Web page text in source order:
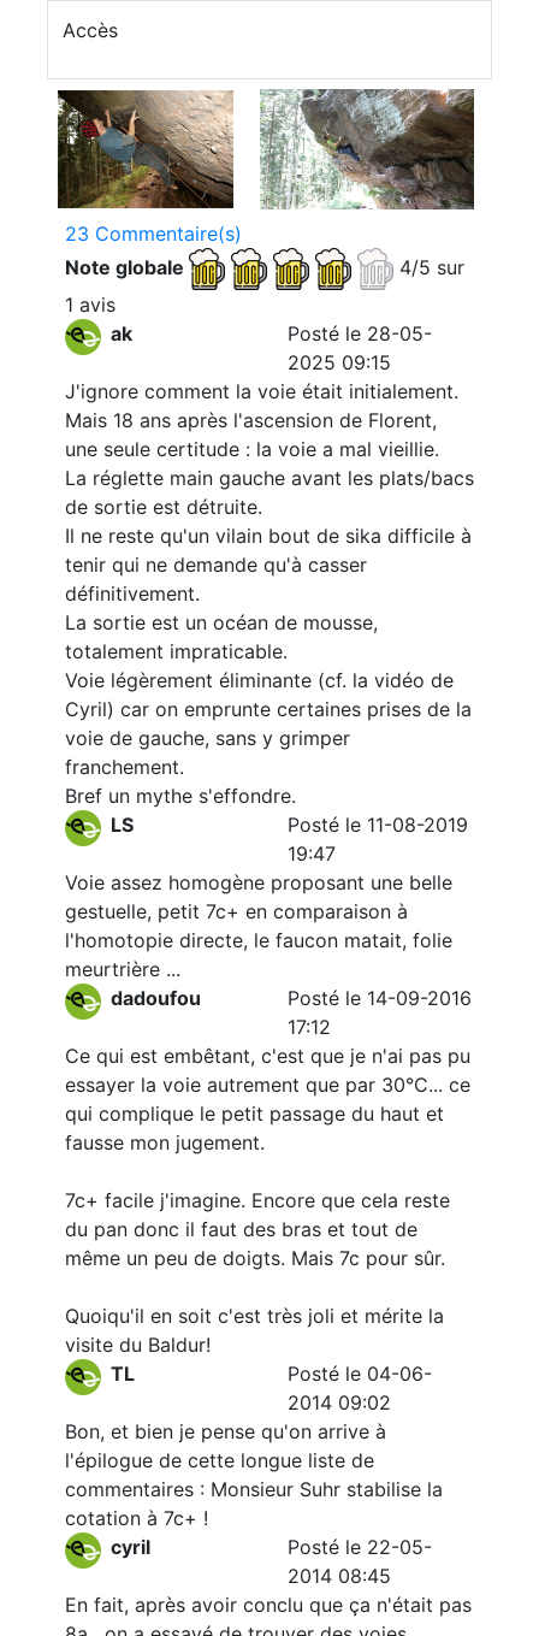
Accès
23 Commentaire(s)
Note globale
4/5 sur
1 avis
ak
Posté le 28-05-
2025 09:15
J'ignore comment la voie était initialement.
Mais 18 ans après l'ascension de Florent,
une seule certitude : la voie a mal vieillie.
La réglette main gauche avant les plats/bacs
de sortie est détruite.
Il ne reste qu'un vilain bout de sika difficile à
tenir qui ne demande qu'à casser
définitivement.
La sortie est un océan de mousse,
totalement impraticable.
Voie légèrement éliminante (cf. la vidéo de
Cyril) car on emprunte certaines prises de la
voie de gauche, sans y grimper
franchement.
Bref un mythe s'effondre.
LS
Posté le 11-08-2019
19:47
Voie assez homogène proposant une belle
gestuelle, petit 7c+ en comparaison à
l'homotopie directe, le faucon matait, folie
meurtrière ...
dadoufou
Posté le 14-09-2016
17:12
Ce qui est embêtant, c'est que je n'ai pas pu
essayer la voie autrement que par 30°C... ce
qui complique le petit passage du haut et
fausse mon jugement.
7c+ facile j'imagine. Encore que cela reste
du pan donc il faut des bras et tout de
même un peu de doigts. Mais 7c pour sûr.
Quoiqu'il en soit c'est très joli et mérite la
visite du Baldur!
TL
Posté le 04-06-
2014 09:02
Bon, et bien je pense qu'on arrive à
l'épilogue de cette longue liste de
commentaires : Monsieur Suhr stabilise la
cotation à 7c+ !
cyril
Posté le 22-05-
2014 08:45
En fait, après avoir conclu que ça n'était pas